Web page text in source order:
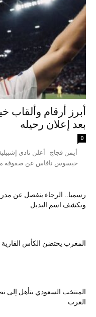
أبرز أرقام
بعد إعلان رحيله
0
خيسوس نافاس عن صفوفه مع
رسميا.. الرجاء ينفصل عن
ويكشف اسم البديل
المغرب يحتضن الكأس القارية
المنتخب السعودي يتأهل إلى
العرب